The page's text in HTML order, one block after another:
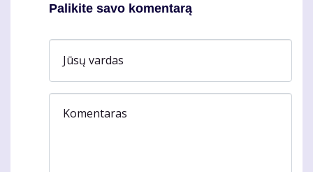
Palikite savo komentarą
Jūsų vardas
Komentaras